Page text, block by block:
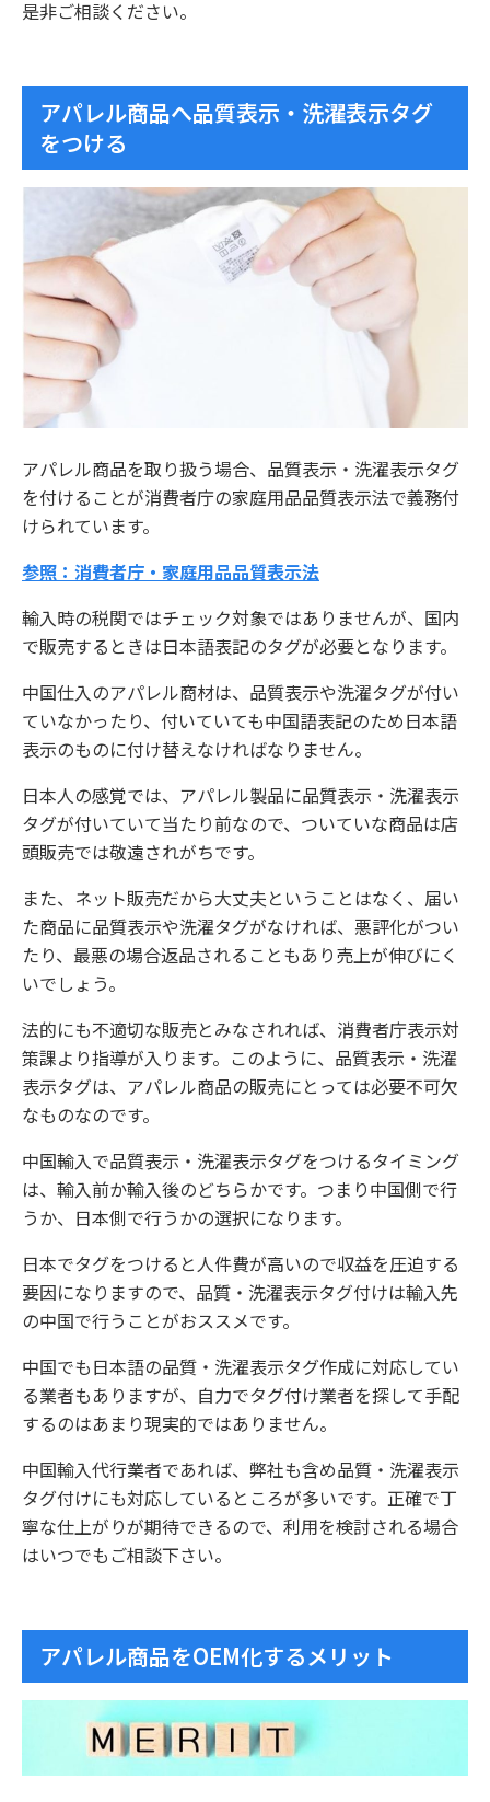
是非ご相談ください。
アパレル商品へ品質表示・洗濯表示タグ
をつける
アパレル商品を取り扱う場合、品質表示・洗濯表示タグ
を付けることが消費者庁の家庭用品品質表示法で義務付
けられています。
参照：消費者庁・家庭用品品質表示法
輸入時の税関ではチェック対象ではありませんが、国内
で販売するときは日本語表記のタグが必要となります。
中国仕入のアパレル商材は、品質表示や洗濯タグが付い
ていなかったり、付いていても中国語表記のため日本語
表示のものに付け替えなければなりません。
日本人の感覚では、アパレル製品に品質表示・洗濯表示
タグが付いていて当たり前なので、ついていな商品は店
頭販売では敬遠されがちです。
また、ネット販売だから大丈夫ということはなく、届い
た商品に品質表示や洗濯タグがなければ、悪評化がつい
たり、最悪の場合返品されることもあり売上が伸びにく
いでしょう。
法的にも不適切な販売とみなされれば、消費者庁表示対
策課より指導が入ります。このように、品質表示・洗濯
表示タグは、アパレル商品の販売にとっては必要不可欠
なものなのです。
中国輸入で品質表示・洗濯表示タグをつけるタイミング
は、輸入前か輸入後のどちらかです。つまり中国側で行
うか、日本側で行うかの選択になります。
日本でタグをつけると人件費が高いので収益を圧迫する
要因になりますので、品質・洗濯表示タグ付けは輸入先
の中国で行うことがおススメです。
中国でも日本語の品質・洗濯表示タグ作成に対応してい
る業者もありますが、自力でタグ付け業者を探して手配
するのはあまり現実的ではありません。
中国輸入代行業者であれば、弊社も含め品質・洗濯表示
タグ付けにも対応しているところが多いです。正確で丁
寧な仕上がりが期待できるので、利用を検討される場合
はいつでもご相談下さい。
アパレル商品をOEM化するメリット